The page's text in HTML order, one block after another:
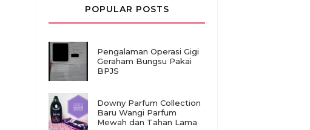
POPULAR POSTS
Pengalaman Operasi Gigi
Geraham Bungsu Pakai
BPJS
Downy Parfum Collection
Baru Wangi Parfum
Mewah dan Tahan Lama